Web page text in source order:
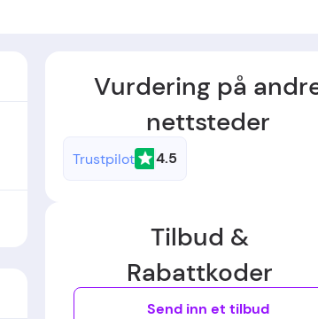
Vurdering på
nettsteder
Trustpilot 4.5
Tilbud &
Rabattkoder
Send inn et tilbud